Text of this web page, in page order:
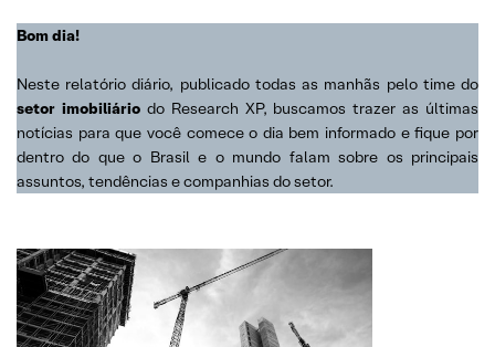
Bom dia!
Neste relatório diário, publicado todas as manhãs pelo time do
setor imobiliário do Research XP, buscamos trazer as últimas
notícias para que você comece o dia bem informado e fique por
dentro do que o Brasil e o mundo falam sobre os principais
assuntos, tendências e companhias do setor.